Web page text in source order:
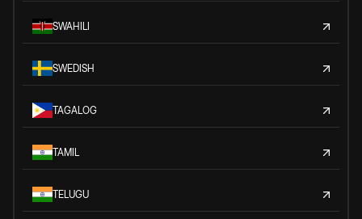
SWAHILI
SWEDISH
TAGALOG
TAMIL
TELUGU